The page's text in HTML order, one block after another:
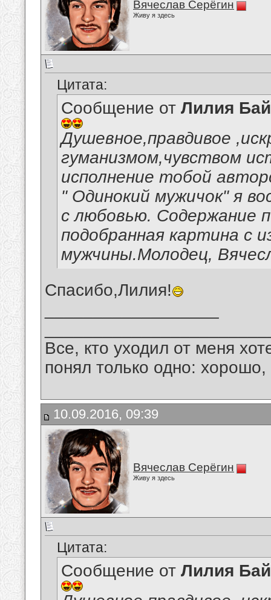
Вячеслав Серёгин
Живу я здесь
Цитата:
Сообщение от Лилия
Душевное,правдивое
гуманизмом,чувством
исполнение тобой
" Одинокий мужичок" я
с любовью. Содержание
подобранная картина с
мужчины.Молодец,
Спасибо,Лилия!
Все, кто уходил от меня
понял только одно:
10.09.2016, 09:39
Вячеслав Серёгин
Живу я здесь
Цитата:
Сообщение от Лилия